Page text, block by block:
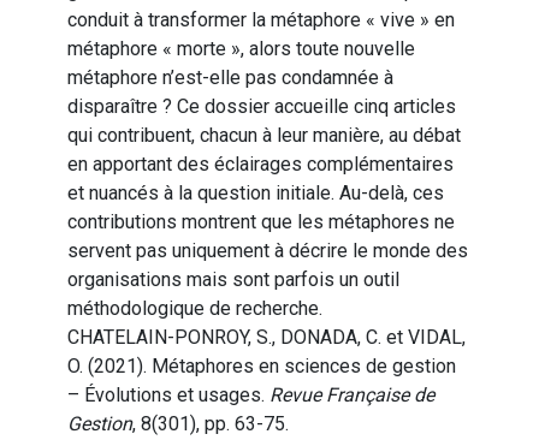
conduit à transformer la métaphore « vive » en
métaphore « morte », alors toute nouvelle
métaphore n’est-elle pas condamnée à
disparaître ? Ce dossier accueille cinq articles
qui contribuent, chacun à leur manière, au débat
en apportant des éclairages complémentaires
et nuancés à la question initiale. Au-delà, ces
contributions montrent que les métaphores ne
servent pas uniquement à décrire le monde des
organisations mais sont parfois un outil
méthodologique de recherche.
CHATELAIN-PONROY, S., DONADA, C. et VIDAL,
O. (2021). Métaphores en sciences de gestion
– Évolutions et usages. Revue Française de
Gestion, 8(301), pp. 63-75.